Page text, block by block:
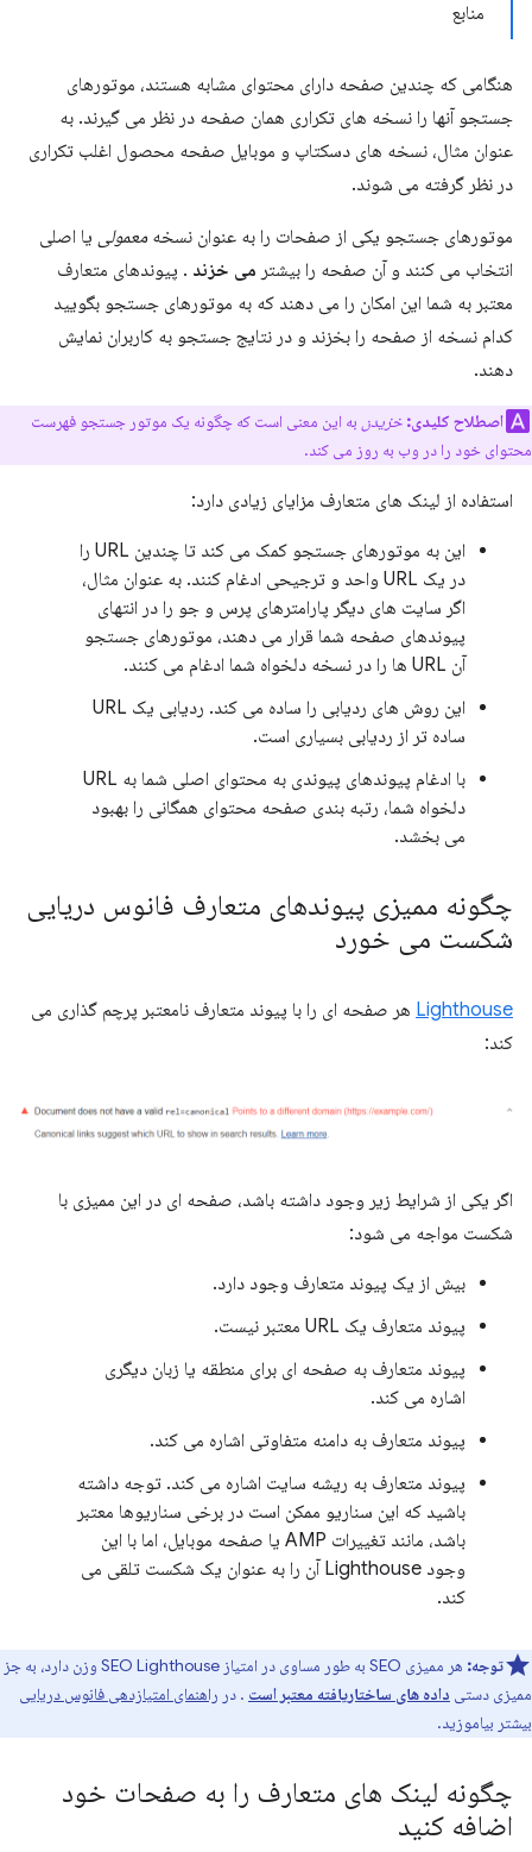
منابع
هنگامی که چندین صفحه دارای محتوای مشابه هستند، موتورهای
جستجو آنها را نسخه های تکراری همان صفحه در نظر می گیرند. به
عنوان مثال، نسخه های دسکتاپ و موبایل صفحه محصول اغلب تکراری
در نظر گرفته می شوند.
موتورهای جستجو یکی از صفحات را به عنوان نسخه معمولی یا اصلی
انتخاب می کنند و آن صفحه را بیشتر می خزند . پیوندهای متعارف
معتبر به شما این امکان را می دهند که به موتورهای جستجو بگویید
کدام نسخه از صفحه را بخزند و در نتایج جستجو به کاربران نمایش
دهند.
اصطلاح کلیدی: خزیدن به این معنی است که چگونه یک موتور جستجو فهرست
محتوای خود را در وب به روز می کند.
استفاده از لینک های متعارف مزایای زیادی دارد:
این به موتورهای جستجو کمک می کند تا چندین URL را
در یک URL واحد و ترجیحی ادغام کنند. به عنوان مثال،
اگر سایت های دیگر پارامترهای پرس و جو را در انتهای
پیوندهای صفحه شما قرار می دهند، موتورهای جستجو
آن URL ها را در نسخه دلخواه شما ادغام می کنند.
این روش های ردیابی را ساده می کند. ردیابی یک URL
ساده تر از ردیابی بسیاری است.
با ادغام پیوندهای پیوندی به محتوای اصلی شما به URL
دلخواه شما، رتبه بندی صفحه محتوای همگانی را بهبود
می بخشد.
چگونه ممیزی پیوندهای متعارف فانوس دریایی
شکست می خورد
Lighthouse هر صفحه ای را با پیوند متعارف نامعتبر پرچم گذاری می
کند:
اگر یکی از شرایط زیر وجود داشته باشد، صفحه ای در این ممیزی با
شکست مواجه می شود:
بیش از یک پیوند متعارف وجود دارد.
پیوند متعارف یک URL معتبر نیست.
پیوند متعارف به صفحه ای برای منطقه یا زبان دیگری
اشاره می کند.
پیوند متعارف به دامنه متفاوتی اشاره می کند.
پیوند متعارف به ریشه سایت اشاره می کند. توجه داشته
باشید که این سناریو ممکن است در برخی سناریوها معتبر
باشد، مانند تغییرات AMP یا صفحه موبایل، اما با این
وجود Lighthouse آن را به عنوان یک شکست تلقی می
کند.
توجه:
هر ممیزی SEO به طور مساوی در امتیاز SEO Lighthouse وزن دارد، به جز
ممیزی دستی داده های ساختاریافته معتبر است . در راهنمای امتیازدهی فانوس دریایی
بیشتر بیاموزید.
چگونه لینک های متعارف را به صفحات خود
اضافه کنید